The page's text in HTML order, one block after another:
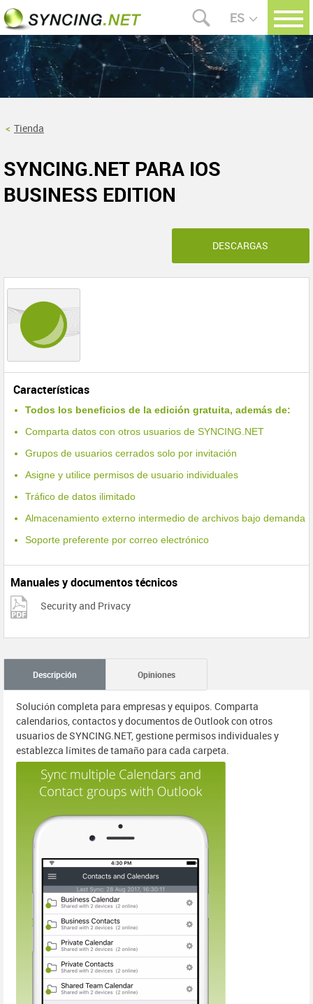
ES
Tienda
SYNCING.NET PARA IOS
BUSINESS EDITION
DESCARGAS
Características
Todos los beneficios de la edición gratuita, además de:
Comparta datos con otros usuarios de SYNCING.NET
Grupos de usuarios cerrados solo por invitación
Asigne y utilice permisos de usuario individuales
Tráfico de datos ilimitado
Almacenamiento externo intermedio de archivos bajo demanda
Soporte preferente por correo electrónico
Manuales y documentos técnicos
Security and Privacy
Descripción Opiniones
Solución completa para empresas y equipos. Comparta
calendarios, contactos y documentos de Outlook con otros
usuarios de SYNCING.NET, gestione permisos individuales y
establezca límites de tamaño para cada carpeta.